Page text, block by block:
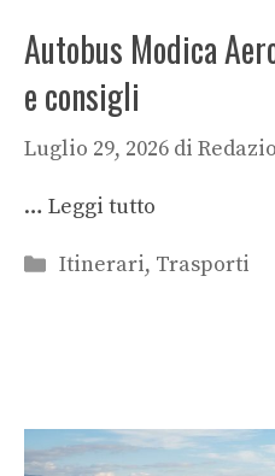
Autobus Modica
e consigli
Luglio 29, 2026 di
… Leggi tutto
Categorie
Itinerari, Trasporti